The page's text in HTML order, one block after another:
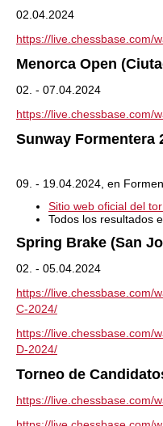
02.04.2024
https://live.chessbase.com/
Menorca Open
02. - 07.04.2024
https://live.chessbase.com/
Sunway Formentera
09. - 19.04.2024, en
Sitio web oficial del
Todos los resultados
Spring Brake (San
02. - 05.04.2024
https://live.chessbase.com/
C-2024/
https://live.chessbase.com/
D-2024/
Torneo de
https://live.chessbase.com/